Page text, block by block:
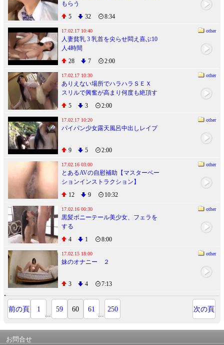
もらう
5
32 8:34
17.02.17 10:40 other
人妻貧乳 3 乳首を尖らせ悶え喜ぶ10
人4時間
28
7 2:00
17.02.17 10:30 other
ありえない場所でハラハラＳＥＸ
スリルで興奮が高まり何度も絶頂す
る あおいれな
5 3 2:00
17.02.17 10:20 other
パイパン少女露天風呂中出しレイプ
9 5 2:00
17.02.16 03:00 other
とあるAVの自慰補助【マスターベー
ションインストラクション】
12
9 10:32
17.02.16 00:30 other
黒髪ポニーテール美少女、フェラを
する
4
1 8:00
17.02.15 18:00 other
妹のオナニー ２
3 4 7:13
前の頁 1
...
59 60 61
...
250 次の頁
お問合せ